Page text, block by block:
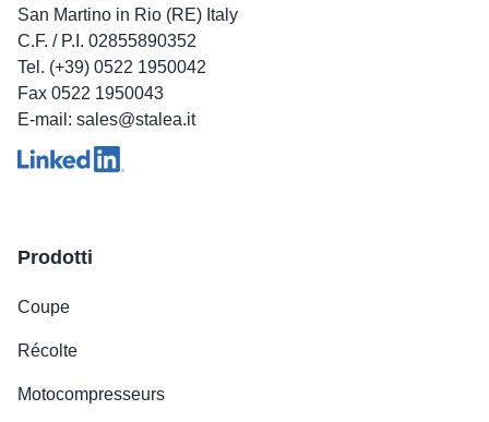
San Martino in Rio (RE) Italy
C.F. / P.I. 02855890352
Tel. (+39) 0522 1950042
Fax 0522 1950043
E-mail: sales@stalea.it
Prodotti
Coupe
Récolte
Motocompresseurs